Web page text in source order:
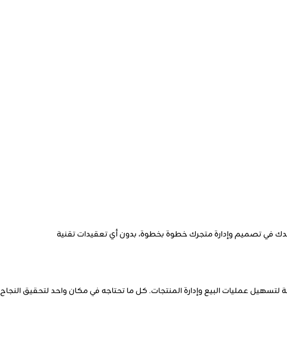
في تصميم وإدارة متجرك خطوة بخطوة، بدون أي تعقيدات تقنية
عمليات البيع وإدارة المنتجات. كل ما تحتاجه في مكان واحد لتحقيق النجاح